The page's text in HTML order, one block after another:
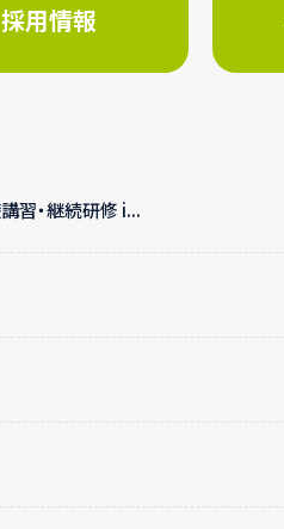
採用情報
習・継続研修 i...